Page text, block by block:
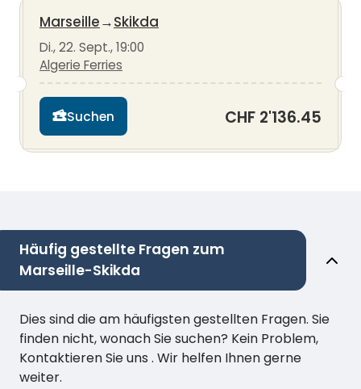
Marseille→Skikda
Di., 22. Sept., 19:00
Algerie Ferries
Suchen CHF 2'136.45
Häufig gestellte Fragen zum
Marseille-Skikda
Dies sind die am häufigsten gestellten Fragen. Sie
finden nicht, wonach Sie suchen? Kein Problem,
Kontaktieren Sie uns . Wir helfen Ihnen gerne
weiter.